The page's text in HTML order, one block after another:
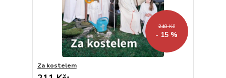
248 Kč
- 15 %
Za kostelem